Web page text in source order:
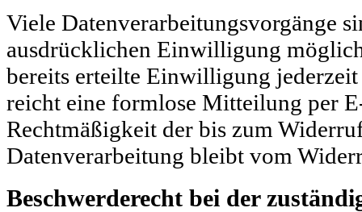
Viele Datenverarbeitungsvorgänge
ausdrücklichen Einwilligung
bereits erteilte Einwilligung
reicht eine formlose Mitteilung per
Rechtmäßigkeit der bis zum
Datenverarbeitung bleibt vom
Beschwerderecht bei der